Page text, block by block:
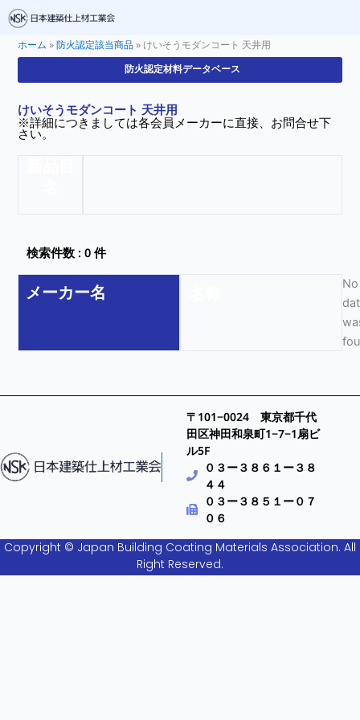
ホーム »防火認定該当商品» けいそうモダンコート 天井用
防火認定材料データベース
けいそうモダンコート 天井用
※詳細につきましては各会員メーカーに直接、お問合せ下
さい。
検索件数 : 0 件
メーカー名
No
〒101−0024 東京都千代
田区神田和泉町1−7−1扇ビ
ル5F
０３ー３８６１ー３８
４４
０３ー３８５１ー０７
０６
Copyright © Japan Building Coating Materials Association. All
Right Reserved.